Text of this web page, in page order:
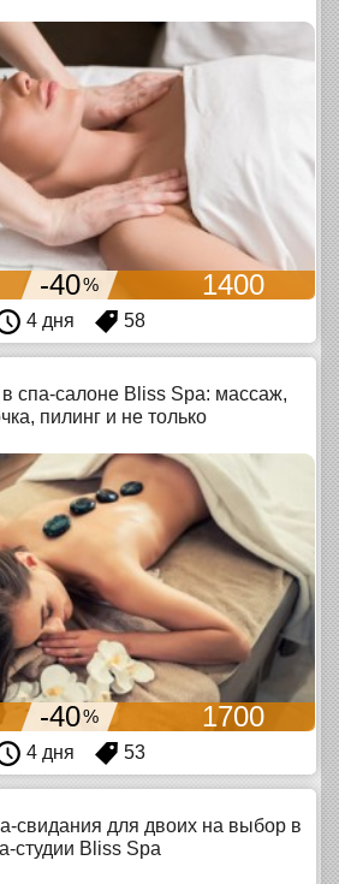
-40% 1400
4 дня 58
спа-салоне Bliss Spa: массаж,
пилинг и не только
-40% 1700
4 дня 53
свидания для двоих на выбор в
студии Bliss Spa